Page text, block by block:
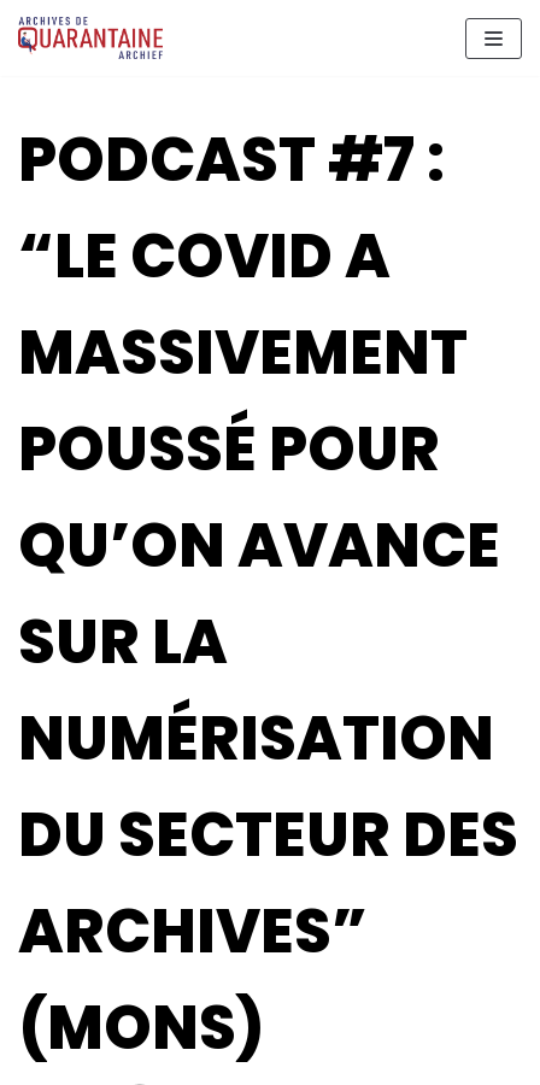
Aller
au
PODCAST #7 :
“LE COVID A
MASSIVEMENT
POUSSÉ POUR
QU’ON AVANCE
SUR LA
NUMÉRISATION
DU SECTEUR DES
ARCHIVES”
(MONS)